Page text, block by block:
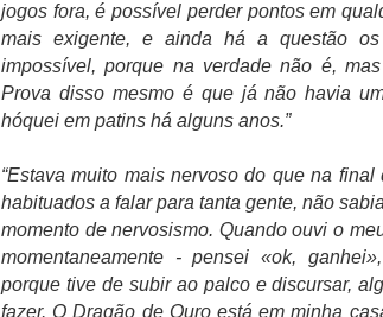
jogos fora, é possível perder pontos em
mais exigente, e ainda há a questão
impossível, porque na verdade não é,
Prova disso mesmo é que já não havia
hóquei em patins há alguns anos.”
“Estava muito mais nervoso do que na
habituados a falar para tanta gente, não
momento de nervosismo. Quando ouvi o
momentaneamente - pensei «ok,
porque tive de subir ao palco e discursar,
fazer. O Dragão de Ouro está em minha
Na primeira jornada, o sorteio
receber o SL Benfica,
JUL
31
Carlos Vicens: "Não
continua a ser
Carlos Vicens apos a vitória por
confirmou o apuramento para a
primeira mão. Carlos Vicens
da equipa mas avisou que
"O passo em frente foi evidente.
JUL